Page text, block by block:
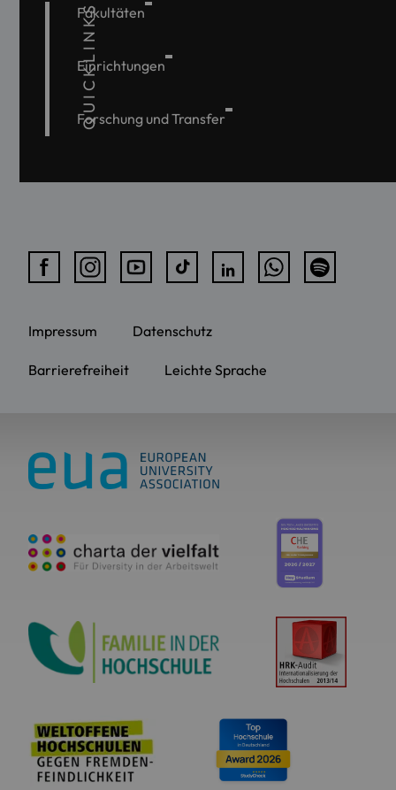
QUICKLINKS
Fakultäten
Einrichtungen
Forschung und Transfer
Impressum Datenschutz
Barrierefreiheit Leichte Sprache